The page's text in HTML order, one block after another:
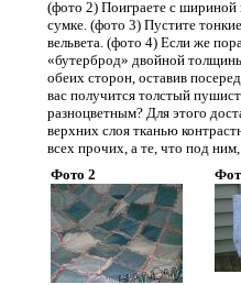
(фото 2) Поиграете с шириной
сумке. (фото 3) Пустите
вельвета. (фото 4) Если же
«бутерброд» двойной
обеих сторон, оставив
вас получится толстый
разноцветным? Для этого
верхних слоя тканью
всех прочих, а те, что под
Фото 2